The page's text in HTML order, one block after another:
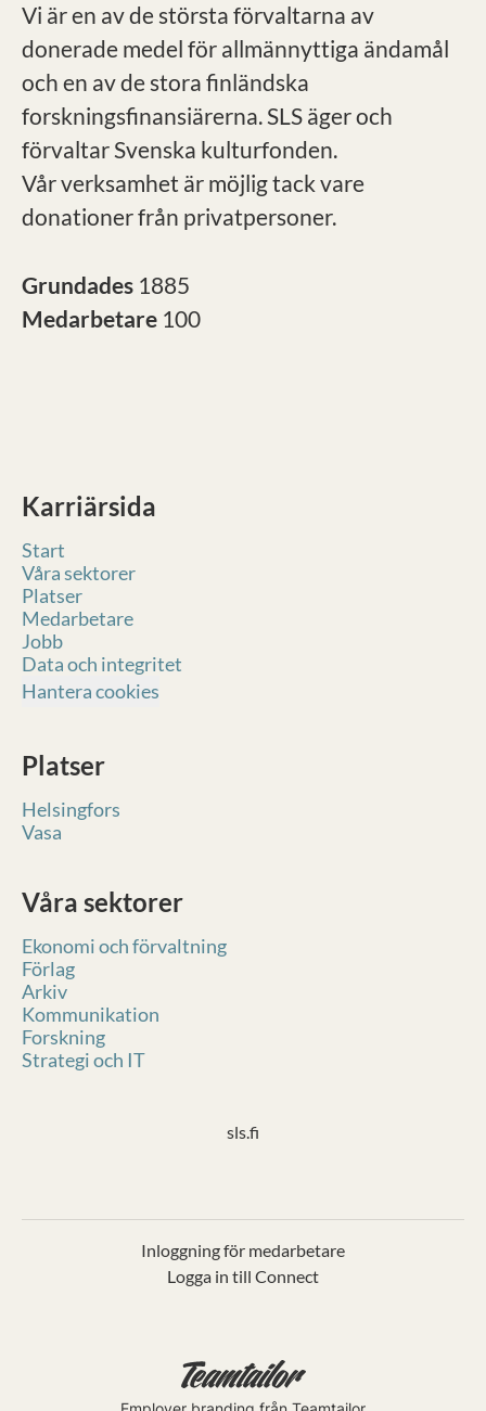
Vi är en av de största förvaltarna av
donerade medel för allmännyttiga ändamål
och en av de stora finländska
forskningsfinansiärerna. SLS äger och
förvaltar Svenska kulturfonden.
Vår verksamhet är möjlig tack vare
donationer från privatpersoner.
Grundades 1885
Medarbetare 100
Karriärsida
Start
Våra sektorer
Platser
Medarbetare
Jobb
Data och integritet
Hantera cookies
Platser
Helsingfors
Vasa
Våra sektorer
Ekonomi och förvaltning
Förlag
Arkiv
Kommunikation
Forskning
Strategi och IT
sls.fi
Inloggning för medarbetare
Logga in till Connect